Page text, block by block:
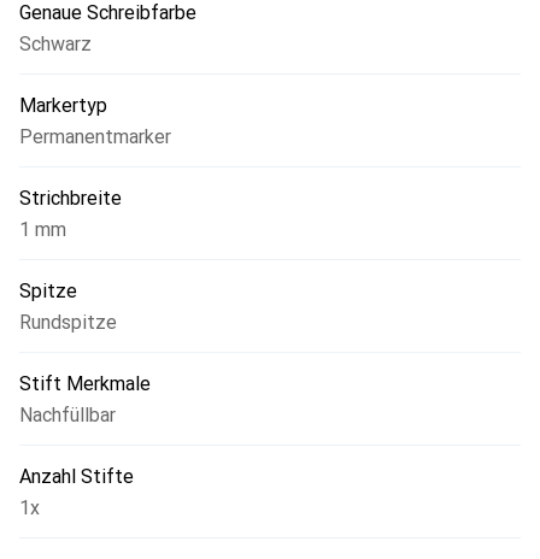
Genaue Schreibfarbe
Schwarz
Markertyp
Permanentmarker
Strichbreite
1 mm
Spitze
Rundspitze
Stift Merkmale
Nachfüllbar
Anzahl Stifte
1x